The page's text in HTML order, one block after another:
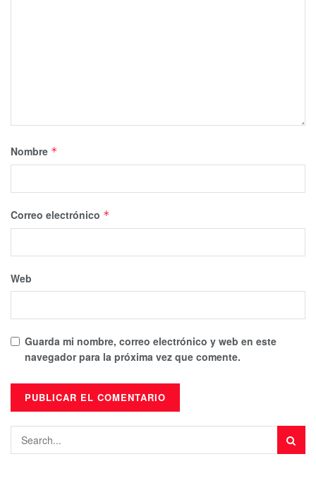
Nombre *
Correo electrónico *
Web
Guarda mi nombre, correo electrónico y web en este
navegador para la próxima vez que comente.